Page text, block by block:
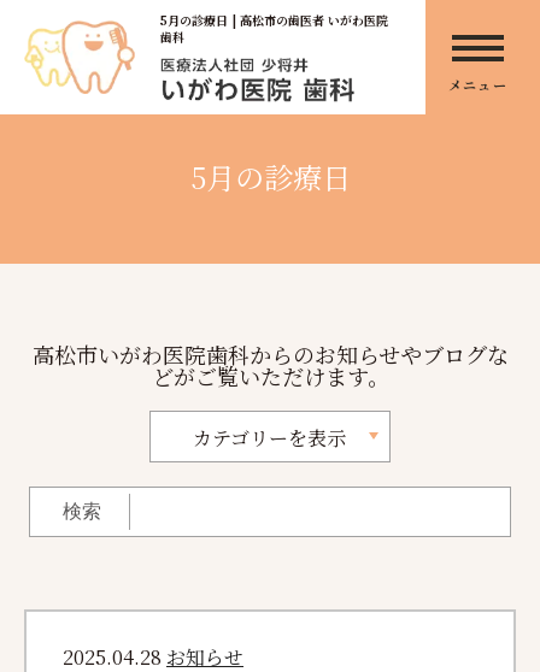
5月の診療日 | 高松市の歯医者 いがわ医院
歯科
メニュー
5月の診療日
高松市いがわ医院歯科からのお知らせやブログな
どがご覧いただけます。
カテゴリーを表示
2025.04.28 お知らせ